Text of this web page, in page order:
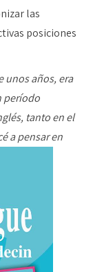
las
posiciones
unos años, era
período
tanto en el
a pensar en